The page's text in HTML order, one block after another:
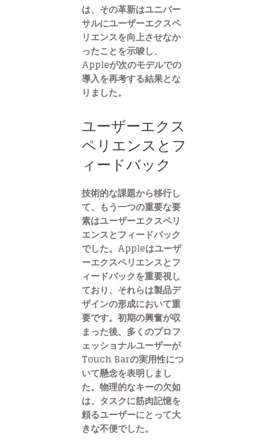
は、その革新はユニバー
サルにユーザーエクスペ
リエンスを向上させなか
ったことを示唆し、
Appleが次のモデルでの
導入を再考する結果とな
りました。
ユーザーエクス
ペリエンスとフ
ィードバック
技術的な課題から移行し
て、もう一つの重要な要
素はユーザーエクスペリ
エンスとフィードバック
でした。Appleはユーザ
ーエクスペリエンスとフ
ィードバックを重要視し
ており、それらは製品デ
ザインの形成において重
要です。初期の興奮が収
まった後、多くのプロフ
ェッショナルユーザーが
Touch Barの実用性につ
いて懸念を表明しまし
た。物理的なキーの欠如
は、タスクに筋肉記憶を
頼るユーザーにとって大
きな不便でした。